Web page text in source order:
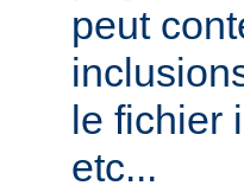
peut
le fichier
etc...